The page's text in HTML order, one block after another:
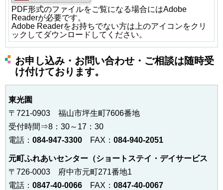
PDF形式のファイルをご覧になる場合にはAdobe
Readerが必要です。
Adobe Readerをお持ちでない方は上のアイコンをクリ
ックしてダウンロードしてください。
お申し込み・お問い合わせ・ご相談は随時受
け付けております。
東光園
〒721-0903 福山市坪生町7606番地
受付時間⇒8：30～17：30
電話： 084-947-3300 FAX： 084-940-2051
元町ふれあいセンター（ショートステイ・デイサービス
〒726-0003 府中市元町271番地1
電話： 0847-40-0066 FAX： 0847-40-0067